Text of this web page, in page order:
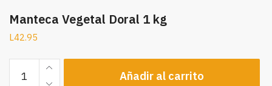
Manteca Vegetal Doral 1 kg
L42.95
Vegetal
Añadir al carrito